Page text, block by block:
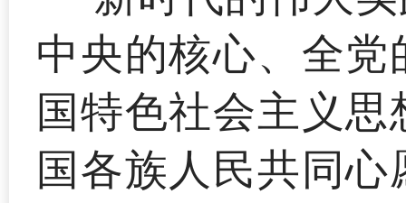
中央的核心、全
国特色社会主义
国各族人民共同